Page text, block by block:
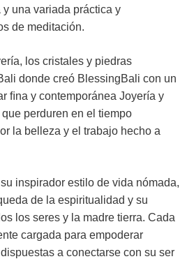
una variada práctica y
de meditación.
los cristales y piedras
donde creó BlessingBali con un
ﬁna y contemporánea Joyería y
perduren en el tiempo
la belleza y el trabajo hecho a
inspirador estilo de vida nómada,
de la espiritualidad y su
los seres y la madre tierra. Cada
cargada para empoderar
a conectarse con su ser